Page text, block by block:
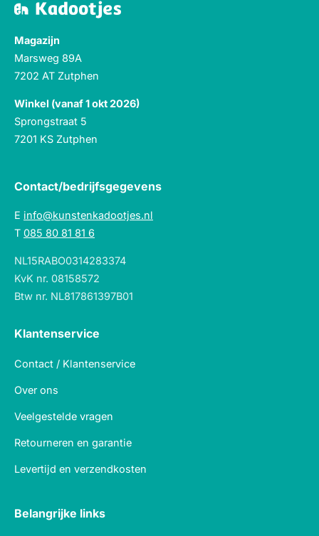
Magazijn
Marsweg 89A
7202 AT Zutphen
Winkel (vanaf 1 okt 2026)
Sprongstraat 5
7201 KS Zutphen
Contact/bedrijfsgegevens
E info@kunstenkadootjes.nl
T 085 80 81 81 6
NL15RABO0314283374
KvK nr. 08158572
Btw nr. NL817861397B01
Klantenservice
Contact / Klantenservice
Over ons
Veelgestelde vragen
Retourneren en garantie
Levertijd en verzendkosten
Belangrijke links